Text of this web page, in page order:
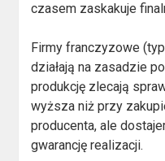
czasem zaskakuje
Firmy franczyzowe
działają na zasadzie
produkcję zlecają
wyższa niż przy
producenta, ale
gwarancję realizacji.